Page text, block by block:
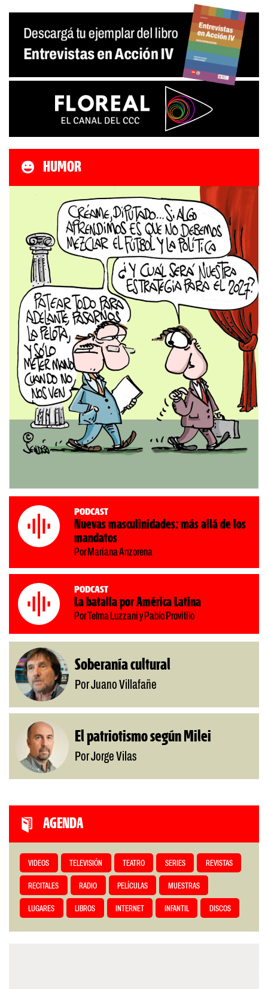
HUMOR
Podcast
Nuevas masculinidades: más allá de los
mandatos
Por Mariana Anzorena
Podcast
La batalla por América Latina
Por Telma Luzzani y Pablo Provitilo
Soberanía cultural
Por Juano Villafañe
El patriotismo según Milei
Por Jorge Vilas
AGENDA
VIDEOS TELEVISIÓN TEATRO SERIES REVISTAS
RECITALES RADIO PELÍCULAS MUESTRAS
LUGARES LIBROS INTERNET INFANTIL DISCOS